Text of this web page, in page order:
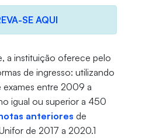
SE AQUI
a instituição oferece pelo
de ingresso: utilizando
exames entre 2009 a
igual ou superior a 450
anteriores de
de 2017 a 2020.1